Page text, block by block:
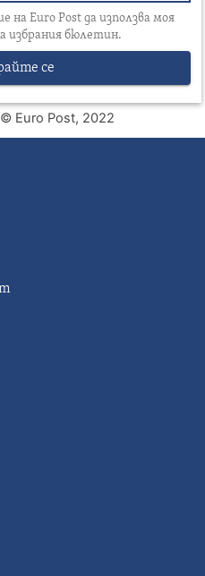
на Euro Post да използва моя
избрания бюлетин.
се
© Euro Post, 2022